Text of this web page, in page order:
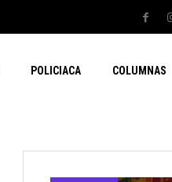
POLICIACA COLUMNAS